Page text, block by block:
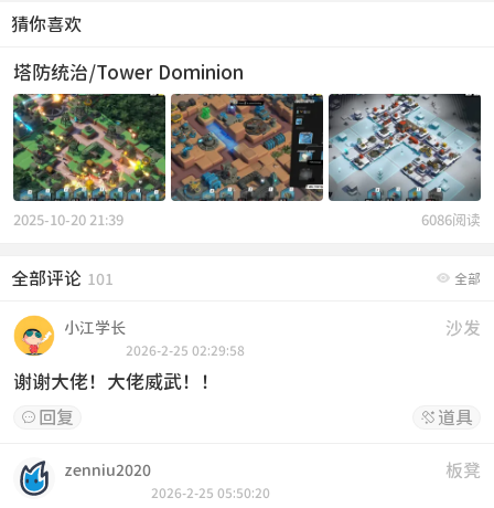
猜你喜欢
塔防统治/Tower Dominion
6086阅读
2025-10-20 21:39
 全部
全部评论 101
沙发
小江学长
2026-2-25 02:29:58
谢谢大佬！大佬威武！！
 回复  道具
板凳
zenniu2020
2026-2-25 05:50:20